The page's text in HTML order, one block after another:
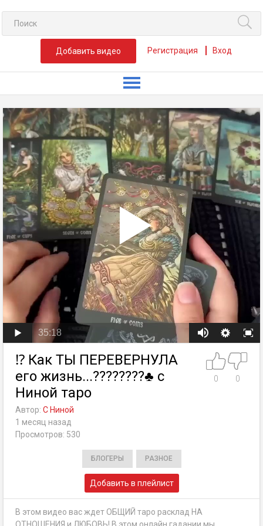
Добавить видео Регистрация Вход
35:18
⁉️ Как ТЫ ПЕРЕВЕРНУЛА
его жизнь...????????♣️ с
Ниной таро
0 0
Автор: C Ниной
1 месяц назад
Просмотров: 530
БЛОГЕРЫ РАЗНОЕ
Добавить в плейлист
В этом видео вас ждет ОБЩИЙ таро расклад НА